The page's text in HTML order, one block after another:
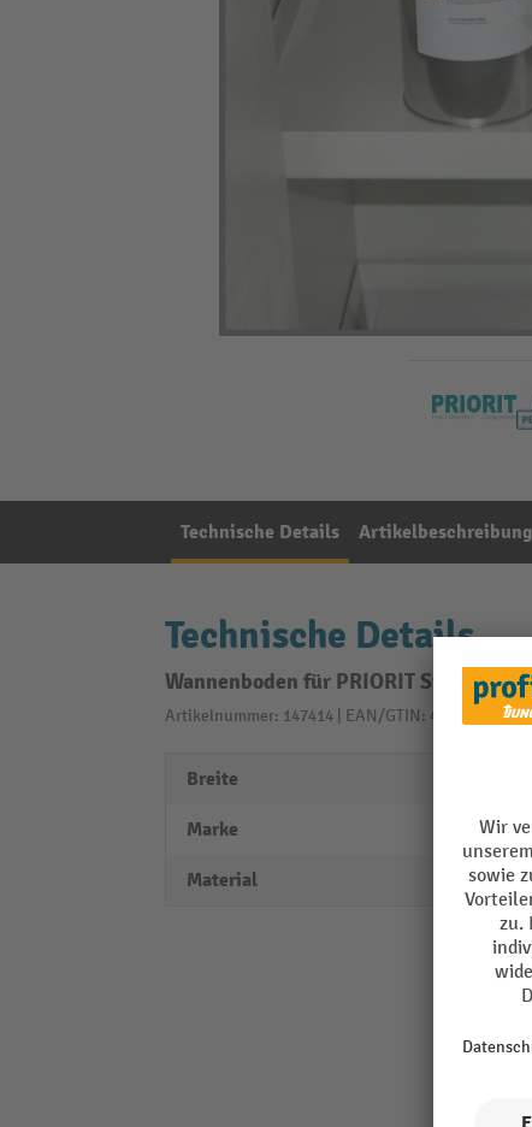
Technische Details Artikelbeschreibung
Technische Details
Wannenboden für PRIORIT
Artikelnummer: 147414 | EAN/GTIN:
Breite
Marke
Material